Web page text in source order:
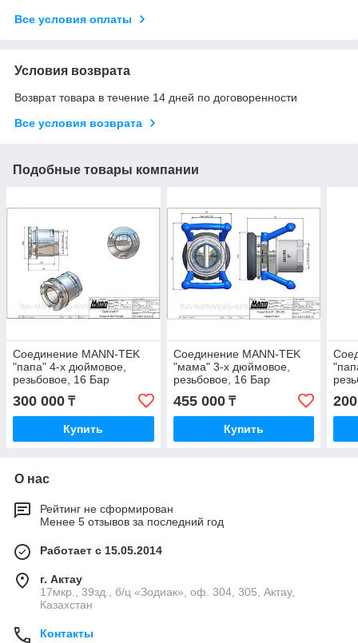
Все условия оплаты
Условия возврата
Возврат товара в течение 14 дней по договоренности
Все условия возврата
Подобные товары компании
Соединение MANN-TEK
"папа" 4-х дюймовое,
резьбовое, 16 Бар
300 000 ₸
Купить
Соединение MANN-TEK
"мама" 3-х дюймовое,
резьбовое, 16 Бар
455 000₸
Купить
О нас
Рейтинг не сформирован
Менее 5 отзывов за последний год
Работает с 15.05.2014
г. Актау
17мкр., 39зд., б/ц «Зодиак», оф. 304, 305, Актау,
Казахстан
Контакты